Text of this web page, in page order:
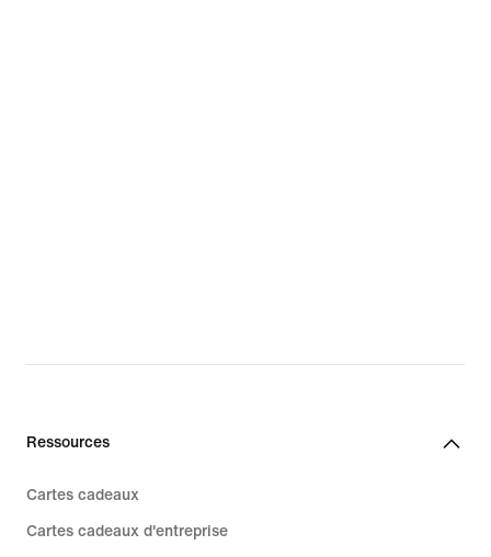
Ressources
Cartes cadeaux
Cartes cadeaux d'entreprise